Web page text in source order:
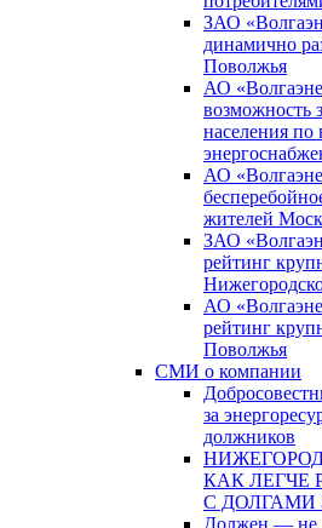
ЗАО
динамично
Поволжья
АО
возможность
населения по
АО
жителей
ЗАО
рейтинг
АО
рейтинг
Поволжья
СМИ о компании
за
должников
КАК ЛЕГЧЕ
С ДОЛГАМИ